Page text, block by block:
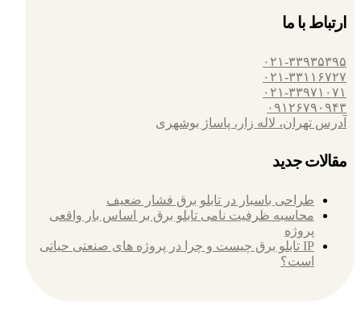
ارتباط با ما
۰۲۱-۳۳۹۳۵۳۹۵
۰۲۱-۳۳۱۱۶۷۲۷
۰۲۱-۳۳۹۷۱۰۷۱
۰۹۱۲۶۷۹۰۹۴۳
آدرس تهران، لاله زار، پاساژ بوشهری
مقالات جدید
طراحی باسبار در تابلو برق فشار ضعیف
محاسبه ظرفیت نامی تابلو برق بر اساس بار واقعی
پروژه
IP تابلو برق چیست و چرا در پروژه های صنعتی حیاتی
است؟